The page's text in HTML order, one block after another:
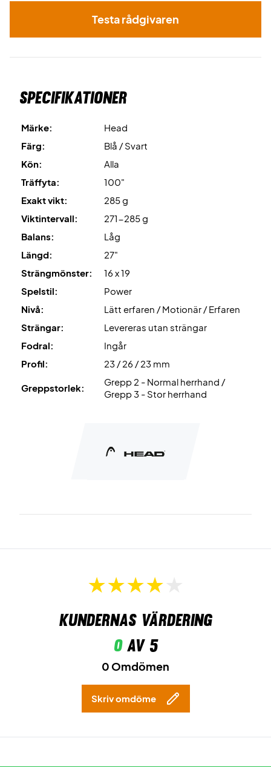
Testa rådgivaren
Specifikationer
Märke:
Head
Färg:
Blå / Svart
Kön:
Alla
Träffyta:
100"
Exakt vikt:
285 g
Viktintervall:
271-285 g
Balans:
Låg
Längd:
27"
Strängmönster:
16 x 19
Spelstil:
Power
Nivå:
Lätt erfaren / Motionär / Erfaren
Strängar:
Levereras utan strängar
Fodral:
Ingår
Profil:
23 / 26 / 23 mm
Greppstorlek:
Grepp 2 - Normal herrhand /
Grepp 3 - Stor herrhand
Kundernas värdering
0av 5
0 Omdömen
Skriv omdöme